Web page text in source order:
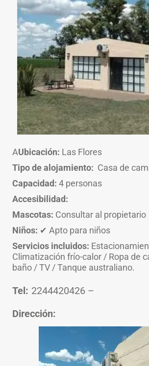
AUbicación: Las Flores
Tipo de alojamiento: Casa de
Capacidad: 4 personas
Accesibilidad:
Mascotas: Consultar al propietario
Niños: ✔ Apto para niños
Servicios incluidos:
Climatización frío-calor / Ropa de
baño / TV / Tanque australiano.
Tel: 2244420426 –
Dirección: